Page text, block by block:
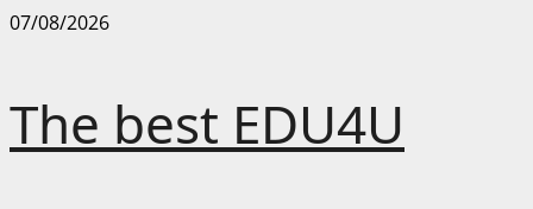
Skip
07/08/2026
The best EDU4U